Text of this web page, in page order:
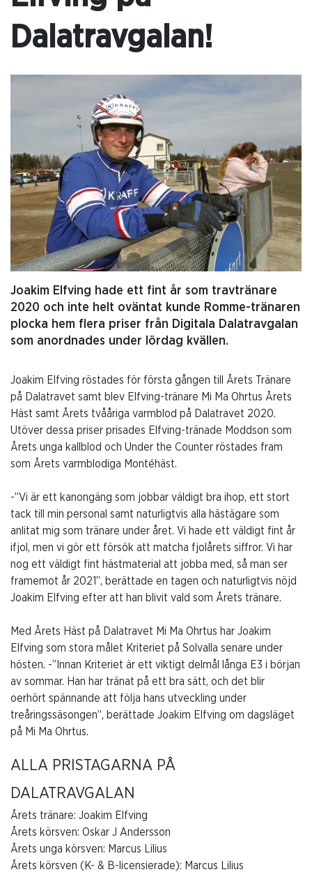
Dalatravgalan!
Joakim Elfving hade ett fint år som travtränare
2020 och inte helt oväntat kunde Romme-tränaren
plocka hem flera priser från Digitala Dalatravgalan
som anordnades under lördag kvällen.
Joakim Elfving röstades för första gången till Årets Tränare
på Dalatravet samt blev Elfving-tränare Mi Ma Ohrtus Årets
Häst samt Årets tvååriga varmblod på Dalatravet 2020.
Utöver dessa priser prisades Elfving-tränade Moddson som
Årets unga kallblod och Under the Counter röstades fram
som Årets varmblodiga Montéhäst.
-”Vi är ett kanongäng som jobbar väldigt bra ihop, ett stort
tack till min personal samt naturligtvis alla hästägare som
anlitat mig som tränare under året. Vi hade ett väldigt fint år
ifjol, men vi gör ett försök att matcha fjolårets siffror. Vi har
nog ett väldigt fint hästmaterial att jobba med, så man ser
framemot år 2021”, berättade en tagen och naturligtvis nöjd
Joakim Elfving efter att han blivit vald som Årets tränare.
Med Årets Häst på Dalatravet Mi Ma Ohrtus har Joakim
Elfving som stora målet Kriteriet på Solvalla senare under
hösten. -”Innan Kriteriet är ett viktigt delmål långa E3 i början
av sommar. Han har tränat på ett bra sätt, och det blir
oerhört spännande att följa hans utveckling under
treåringssäsongen”, berättade Joakim Elfving om dagsläget
på Mi Ma Ohrtus.
ALLA PRISTAGARNA PÅ
DALATRAVGALAN
Årets tränare: Joakim Elfving
Årets körsven: Oskar J Andersson
Årets unga körsven: Marcus Lilius
Årets körsven (K- & B-licensierade): Marcus Lilius